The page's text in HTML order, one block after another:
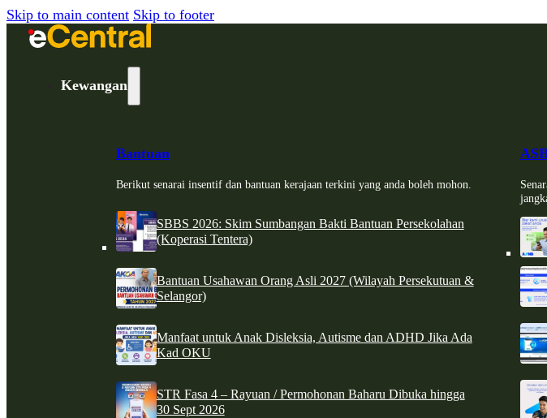
Skip to main content Skip to footer
Kewangan
Bantuan
Berikut senarai insentif dan bantuan kerajaan terkini yang anda boleh mohon.
SBBS 2026: Skim Sumbangan Bakti Bantuan Persekolahan
(Koperasi Tentera)
Bantuan Usahawan Orang Asli 2027 (Wilayah Persekutuan &
Selangor)
Manfaat untuk Anak Disleksia, Autisme dan ADHD Jika Ada
Kad OKU
STR Fasa 4 – Rayuan / Permohonan Baharu Dibuka hingga
30 Sept 2026